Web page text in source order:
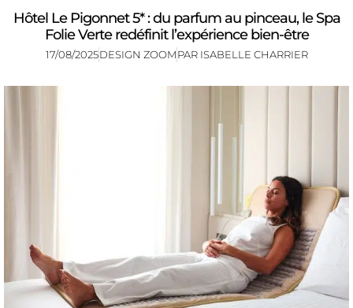
Hôtel Le Pigonnet 5* : du parfum au pinceau, le Spa
Folie Verte redéfinit l’expérience bien-être
17/08/2025DESIGN ZOOMPAR ISABELLE CHARRIER